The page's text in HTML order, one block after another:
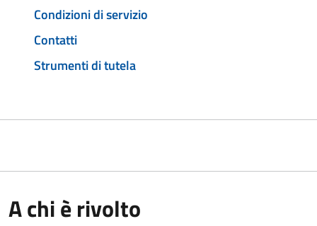
Condizioni di servizio
Contatti
Strumenti di tutela
A chi è rivolto